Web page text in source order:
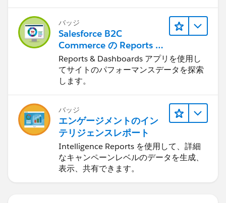
バッジ
Salesforce B2C
Commerce の Reports &
Dashboards
Reports & Dashboards アプリを使用し
てサイトのパフォーマンスデータを探索
します。
バッジ
エンゲージメントのイン
テリジェンスレポート
Intelligence Reports を使用して、詳細
なキャンペーンレベルのデータを生成、
表示、共有できます。